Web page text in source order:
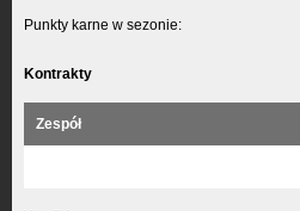
Punkty karne w sezonie:
Kontrakty
Zespół